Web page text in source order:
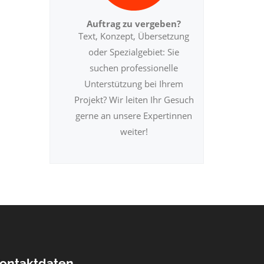
Auftrag zu vergeben?
Text, Konzept, Übersetzung
oder Spezialgebiet: Sie
suchen professionelle
Unterstützung bei Ihrem
Projekt? Wir leiten Ihr Gesuch
gerne an unsere Expertinnen
weiter!